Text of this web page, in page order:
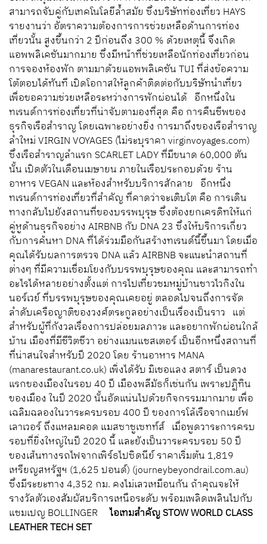
สามารถจับคู่กับเทคโนโลยีล้ำสมัย ซึ่งบริษัทท่องเที่ยว HAYS
รายงานว่า อัตราความต้องการการช่วยเหลือด้านการท่อง
เที่ยวนั้น สูงขึ้นกว่า 2 ปีก่อนถึง 300 % ด้วยเหตุนี้ จึงเกิด
แอพพลิเคชันมากมาย ซึ่งมีหน้าที่ช่วยเหลือนักท่องเที่ยวก่อน
การจองห้องพัก ตามมาด้วยแอพพลิเคชัน TUI ที่ส่งข้อความ
โต้ตอบได้ทันที เปิดโอกาสให้ลูกค้าติดต่อกับบริษัทนำเที่ยว
เพื่อขอความช่วยเหลือระหว่างการพักผ่อนได้ อีกหนึ่งใน
ทเรนด์การท่องเที่ยวที่น่าจับตามองที่สุด คือ การคืนชีพของ
ธุรกิจเรือสำราญ โดยเฉพาะอย่างยิ่ง การมาถึงของเรือสำราญ
ลำใหม่ VIRGIN VOYAGES (ไม่ระบุราคา virginvoyages.com)
ซึ่งเรือสำราญลำแรก SCARLET LADY ที่มีขนาด 60,000 ตัน
นั้น เปิดตัวในเดือนเมษายน ภายในเรือประกอบด้วย ร้าน
อาหาร VEGAN และห้องสำหรับบริการสักลาย อีกหนึ่ง
ทเรนด์การท่องเที่ยวที่สำคัญ ที่คาดว่าจะเติบโต คือ การเดิน
ทางกลับไปยังสถานที่ของบรรพบุรุษ ซึ่งต้องยกเครดิทให้แก่
คู่หูด้านธุรกิจอย่าง AIRBNB กับ DNA 23 ซึ่งให้บริการเกี่ยว
กับการค้นหา DNA ที่ได้ร่วมมือกันสร้างทเรนด์นี้ขึ้นมา โดยเมื่อ
คุณได้รับผลการตรวจ DNA แล้ว AIRBNB จะแนะนำสถานที่
ต่างๆ ที่มีความเชื่อมโยงกับบรรพบุรุษของคุณ และสามารถทำ
อะไรได้หลายอย่างตั้งแต่ การไปเที่ยวชมหมู่บ้านชาวไวกิงใน
นอร์เวย์ ที่บรรพบุรุษของคุณเคยอยู่ ตลอดไปจนถึงการจัด
ลำดับเครือญาติของวงศ์ตระกูลอย่างเป็นเรื่องเป็นราว แต่
สำหรับผู้ที่กังวลเรื่องการปล่อยมลภาวะ และอยากพักผ่อนใกล้
บ้าน เมืองที่มีชีวิตชีวา อย่างแมนแชสเตอร์ เป็นอีกหนึ่งสถานที่
ที่น่าสนใจสำหรับปี 2020 โดย ร้านอาหาร MANA
(manarestaurant.co.uk) เพิ่งได้รับ มิเชอแลง สตาร์ เป็นดวง
แรกของเมืองในรอบ 40 ปี เมืองพลีมัธก็เช่นกัน เพราะปฏิทิน
ของเมือง ในปี 2020 นั้นอัดแน่นไปด้วยกิจกรรมมากมาย เพื่อ
เฉลิมฉลองในวาระครบรอบ 400 ปี ของการโล้เรือจากเมย์ฟ
เลาเวอร์ ถึงแหลมคอด แมสซาชูเซทท์ส์ เมื่อพูดวาระการครบ
รอบที่ยิ่งใหญ่ในปี 2020 นี้ และยังเป็นวาระครบรอบ 50 ปี
ของเส้นทางรถไฟจากเพิร์ธไปซิดนีย์ ราคาเริ่มต้น 1,819
เหรียญสหรัฐฯ (1,625 ปอนด์) (journeybeyondrail.com.au)
ซึ่งมีระยะทาง 4,352 กม. คงไม่เลวเหมือนกัน ถ้าคุณจะให้
รางวัลตัวเองสัมผัสบริการเหนือระดับ พร้อมเพลิดเพลินไปกับ
แชมเปญ BOLLINGERไอเทมสำคัญSTOW WORLD CLASS
LEATHER TECH SET